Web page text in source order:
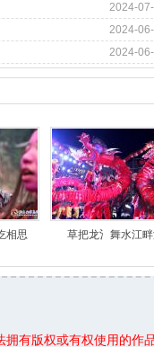
2024-
2024-
2024-
相思 草把龙氵舞水江
有版权或有权使用的